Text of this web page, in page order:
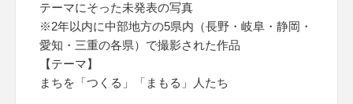
テーマにそった未発表の写真
※2年以内に中部地方の5県内（長野・岐阜・静岡・
愛知・三重の各県）で撮影された作品
【テーマ】
まちを「つくる」「まもる」人たち